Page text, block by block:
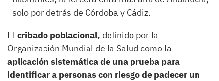
solo por detrás de Córdoba y Cádiz.
Elcribado poblacional, definido por la
Organización Mundial de la Salud como la
aplicación sistemática de una prueba para
identificar a personas con riesgo de padecer un